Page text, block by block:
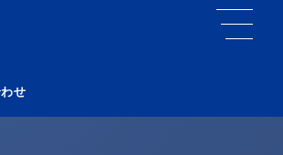
せ